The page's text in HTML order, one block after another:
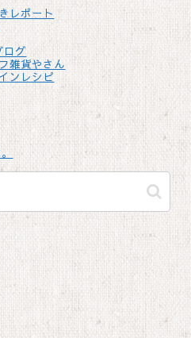
レポート
ログ
雑貨やさん
ンレシピ